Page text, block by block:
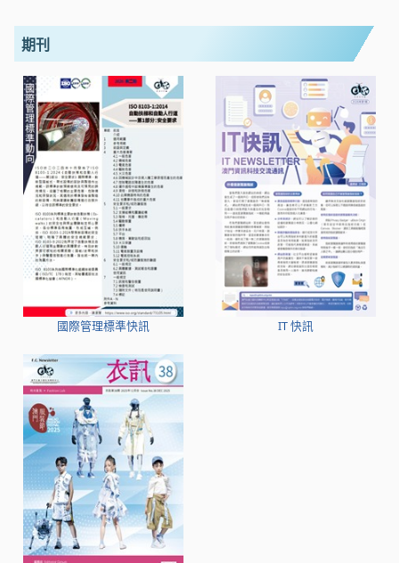
期刊
國際管理標準快訊 IT 快訊